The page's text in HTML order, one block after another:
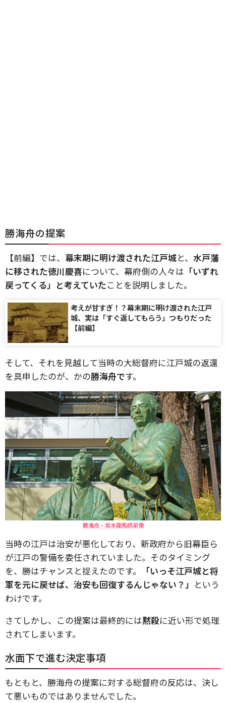
勝海舟の提案
【前編】では、 幕末期に明け渡された江戸城と、 水戸藩
に移された徳川慶喜について、幕府側の人々は 「いずれ
戻ってくる」と考えていたことを説明しました。
考えが甘すぎ！？幕末期に明け渡された江戸
城、実は「すぐ返してもらう」つもりだった
【前編】
そして、それを見越して当時の大総督府に江戸城の返還
を具申したのが、かの勝海舟です。
勝海舟・坂本龍馬師弟像
当時の江戸は治安が悪化しており、新政府から旧幕臣ら
が江戸の警備を委任されていました。そのタイミング
を、勝はチャンスと捉えたのです。
「いっそ江戸城と将
軍を元に戻せば、治安も回復するんじゃない？」 という
わけです。
さてしかし、この提案は最終的には黙殺に近い形で処理
されてしまいます。
水面下で進む決定事項
もともと、勝海舟の提案に対する総督府の反応は、決し
て悪いものではありませんでした。